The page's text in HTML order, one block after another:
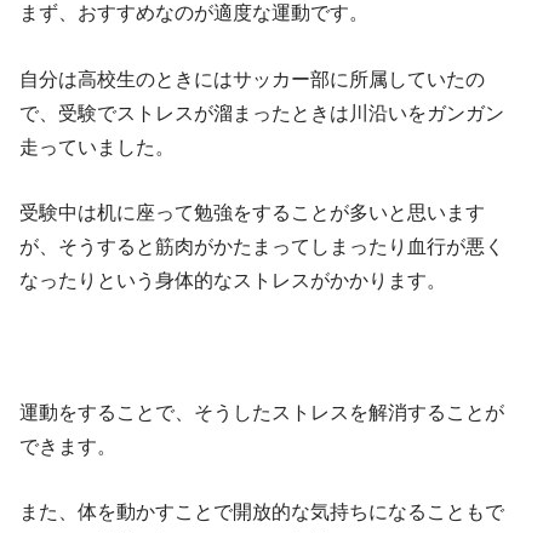
まず、おすすめなのが適度な運動です。
自分は高校生のときにはサッカー部に所属していたの
で、受験でストレスが溜まったときは川沿いをガンガン
走っていました。
受験中は机に座って勉強をすることが多いと思います
が、そうすると筋肉がかたまってしまったり血行が悪く
なったりという身体的なストレスがかかります。
運動をすることで、そうしたストレスを解消することが
できます。
また、体を動かすことで開放的な気持ちになることもで